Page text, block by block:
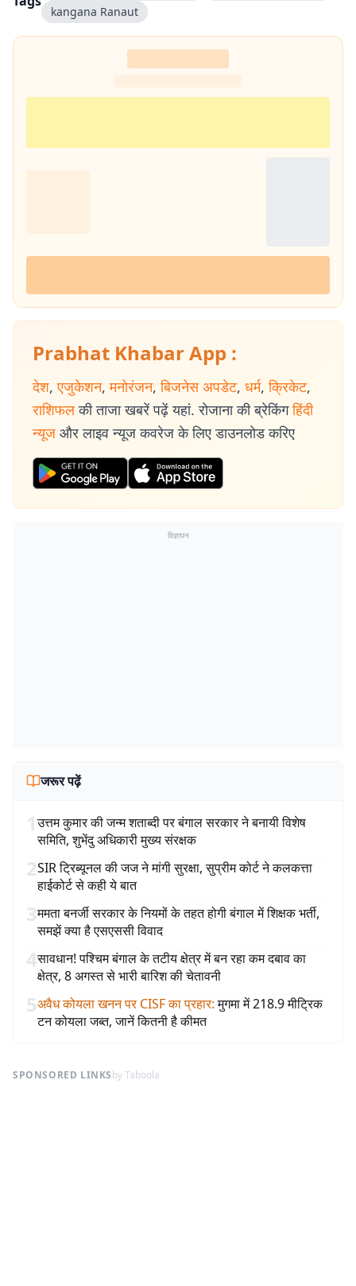
kangana Ranaut
Prabhat Khabar App :
देश, एजुकेशन, मनोरंजन, बिजनेस अपडेट, धर्म, क्रिकेट,
राशिफल की ताजा खबरें पढ़ें यहां. रोजाना की ब्रेकिंग हिंदी
न्यूज और लाइव न्यूज कवरेज के लिए डाउनलोड करिए
विज्ञापन
जरूर पढ़ें
1उत्तम कुमार की जन्म शताब्दी पर बंगाल सरकार ने बनायी विशेष
समिति, शुभेंदु अधिकारी मुख्य संरक्षक
2SIR ट्रिब्यूनल की जज ने मांगी सुरक्षा, सुप्रीम कोर्ट ने कलकत्ता
हाईकोर्ट से कही ये बात
3ममता बनर्जी सरकार के नियमों के तहत होगी बंगाल में शिक्षक भर्ती,
समझें क्या है एसएससी विवाद
4सावधान! पश्चिम बंगाल के तटीय क्षेत्र में बन रहा कम दबाव का
क्षेत्र, 8 अगस्त से भारी बारिश की चेतावनी
5अवैध कोयला खनन पर CISF का प्रहार: मुगमा में 218.9 मीट्रिक
टन कोयला जब्त, जानें कितनी है कीमत
SPONSORED LINKSby Taboola